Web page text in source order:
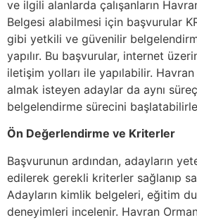
ve ilgili alanlarda çalışanların
Belgesi alabilmesi için başvurular
gibi yetkili ve güvenilir
yapılır. Bu başvurular, internet
iletişim yolları ile yapılabilir.
almak isteyen adaylar da aynı
belgelendirme sürecini
Ön Değerlendirme ve Kriterler
Başvurunun ardından, adayların
edilerek gerekli kriterler sağlanıp
Adayların kimlik belgeleri, eğitim
deneyimleri incelenir. Havran